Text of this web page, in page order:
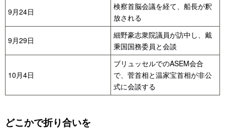
9月24日
検察首脳会議を経て、船長が釈
放される
9月29日
細野豪志衆院議員が訪中し、戴
秉国国務委員と会談
10月4日
ブリュッセルでのASEM会合
で、菅首相と温家宝首相が非公
式に会談する
どこかで折り合いを